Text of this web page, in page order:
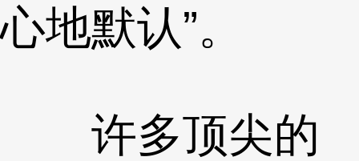
心地默认”。
许多顶尖的